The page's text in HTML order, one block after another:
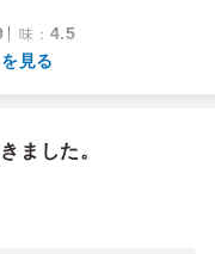
味 ： 4.5
見る
ました。